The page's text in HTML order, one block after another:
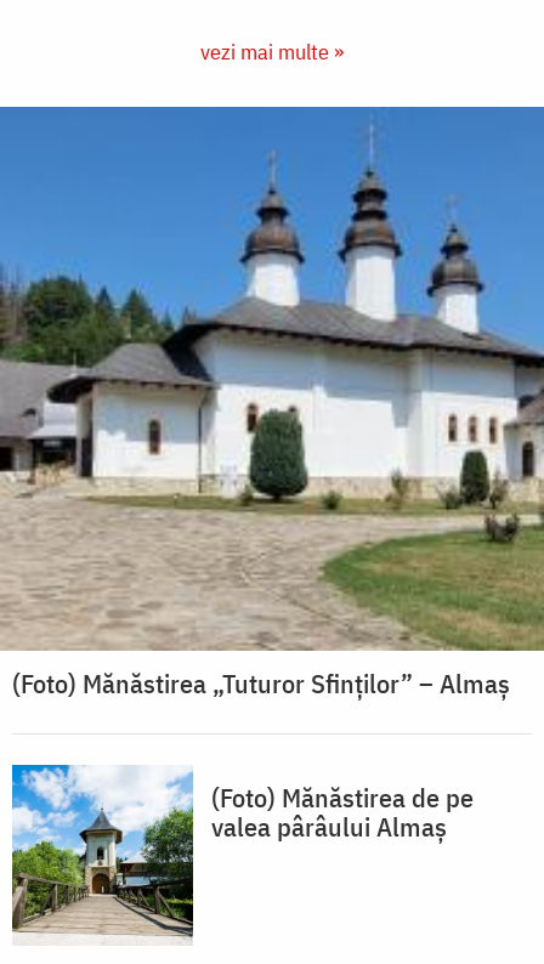
vezi mai multe »
(Foto) Mănăstirea „Tuturor Sfinților” – Almaș
(Foto) Mănăstirea de pe
valea pârâului Almaș